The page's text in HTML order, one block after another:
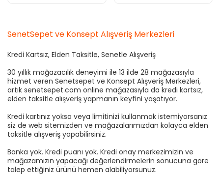
SenetSepet ve Konsept Alışveriş Merkezleri
Kredi Kartsız, Elden Taksitle, Senetle Alışveriş
30 yıllık mağazacılık deneyimi ile 13 ilde 28 mağazasıyla
hizmet veren Senetsepet ve Konsept Alışveriş Merkezleri,
artık senetsepet.com online mağazasıyla da kredi kartsız,
elden taksitle alışveriş yapmanın keyfini yaşatıyor.
Kredi kartınız yoksa veya limitinizi kullanmak istemiyorsanız
siz de web sitemizden ve mağazalarımızdan kolayca elden
taksitle alışveriş yapabilirsiniz.
Banka yok. Kredi puanı yok. Kredi onay merkezimizin ve
mağazamızın yapacağı değerlendirmelerin sonucuna göre
talep ettiğiniz ürünü hemen alabiliyorsunuz.